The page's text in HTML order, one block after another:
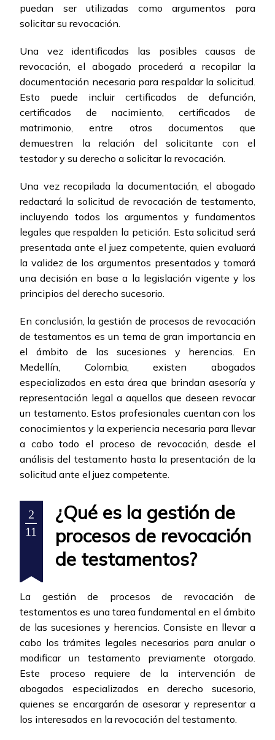
puedan ser utilizadas como argumentos para
solicitar su revocación.
Una vez identificadas las posibles causas de
revocación, el abogado procederá a recopilar la
documentación necesaria para respaldar la solicitud.
Esto puede incluir certificados de defunción,
certificados de nacimiento, certificados de
matrimonio, entre otros documentos que
demuestren la relación del solicitante con el
testador y su derecho a solicitar la revocación.
Una vez recopilada la documentación, el abogado
redactará la solicitud de revocación de testamento,
incluyendo todos los argumentos y fundamentos
legales que respalden la petición. Esta solicitud será
presentada ante el juez competente, quien evaluará
la validez de los argumentos presentados y tomará
una decisión en base a la legislación vigente y los
principios del derecho sucesorio.
En conclusión, la gestión de procesos de revocación
de testamentos es un tema de gran importancia en
el ámbito de las sucesiones y herencias. En
Medellín, Colombia, existen abogados
especializados en esta área que brindan asesoría y
representación legal a aquellos que deseen revocar
un testamento. Estos profesionales cuentan con los
conocimientos y la experiencia necesaria para llevar
a cabo todo el proceso de revocación, desde el
análisis del testamento hasta la presentación de la
solicitud ante el juez competente.
2
11
¿Qué es la gestión de
procesos de revocación
de testamentos?
La gestión de procesos de revocación de
testamentos es una tarea fundamental en el ámbito
de las sucesiones y herencias. Consiste en llevar a
cabo los trámites legales necesarios para anular o
modificar un testamento previamente otorgado.
Este proceso requiere de la intervención de
abogados especializados en derecho sucesorio,
quienes se encargarán de asesorar y representar a
los interesados en la revocación del testamento.